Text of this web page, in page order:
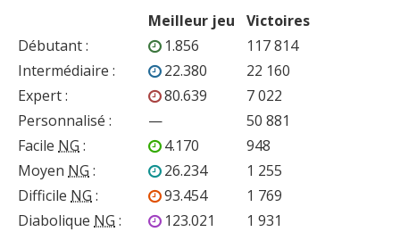
Meilleur jeu
Victoires
Débutant: 1.856
117 814
Intermédiaire : 22.380
22 160
Expert: 80.639
7 022
Personnalisé : —
50 881
Facile NG : 4.170
948
Moyen NG : 26.234
1 255
Difficile NG : 93.454
1 769
Diabolique NG : 123.021
1 931